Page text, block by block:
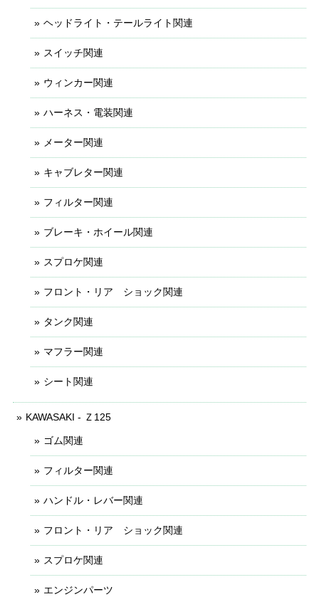
ヘッドライト・テールライト関連
スイッチ関連
ウィンカー関連
ハーネス・電装関連
メーター関連
キャブレター関連
フィルター関連
ブレーキ・ホイール関連
スプロケ関連
フロント・リア ショック関連
タンク関連
マフラー関連
シート関連
KAWASAKI - Ｚ125
ゴム関連
フィルター関連
ハンドル・レバー関連
フロント・リア ショック関連
スプロケ関連
エンジンパーツ